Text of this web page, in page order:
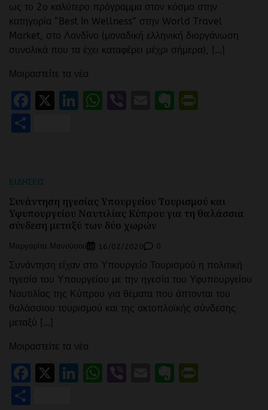
ως το 2ο καλύτερο πρόγραμμα στον κόσμο στην
κατηγορία “Best In Wellness” στην World Travel
Market, στο Λονδίνο (μοναδική ελληνική διοργάνωση
συνολικά που τα έχει καταφέρει μέχρι σήμερα), […]
Μοιραστείτε τα νέα
Facebook
X LinkedIn
WhatsApp
ViberEmailEvernote
ΕΙΔΉΣΕΙΣ
Συνάντηση ηγεσίας Υπουργείου Τουρισμού και
Υφυπουργείου Ναυτιλίας Κύπρου για τη θαλάσσια
σύνδεση μεταξύ των δύο χωρών
Μαργαρίτα Μανούσου 16/02/2020 0
Συνάντηση είχαν στο Υπουργείο Τουρισμού η πολιτική
ηγεσία του Υπουργείου με την ηγεσία του Υφυπουργείου
Ναυτιλίας της Κύπρου για θέματα που άπτονται του
θαλάσσιου τουρισμού και της ακτοπλοϊκής σύνδεσης
μεταξύ […]
Μοιραστείτε τα νέα
Facebook
X LinkedIn
WhatsApp
ViberEmailEvernote